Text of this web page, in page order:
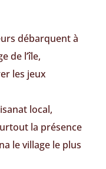
débarquent à
de l’île,
les jeux
local,
la présence
le village le plus